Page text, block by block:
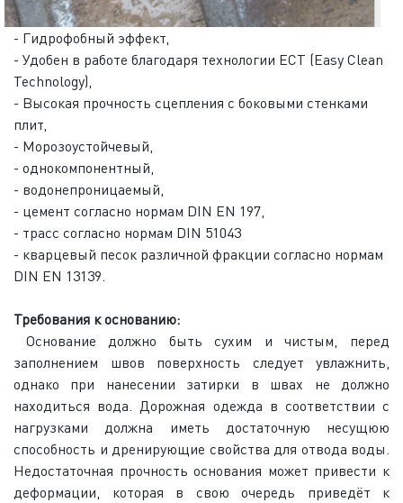
- Гидрофобный эффект,
- Удобен в работе благодаря технологии ECT (Easy Clean
Technology),
- Высокая прочность сцепления с боковыми стенками
плит,
- Морозоустойчевый,
- однокомпонентный,
- водонепроницаемый,
- цемент согласно нормам DIN EN 197,
- трасс согласно нормам DIN 51043
- кварцевый песок различной фракции согласно нормам
DIN EN 13139.
Требования к основанию:
Основание должно быть сухим и чистым, перед
заполнением швов поверхность следует увлажнить,
однако при нанесении затирки в швах не должно
находиться вода. Дорожная одежда в соответствии с
нагрузками должна иметь достаточную несущюю
способность и дренирующие свойства для отвода воды.
Недостаточная прочность основания может привести к
деформации, которая в свою очередь приведёт к